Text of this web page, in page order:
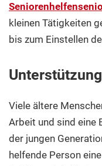
kleinen Tätigkeiten
bis zum Einstellen
Viele ältere
Arbeit und sind eine
der jungen
helfende Person